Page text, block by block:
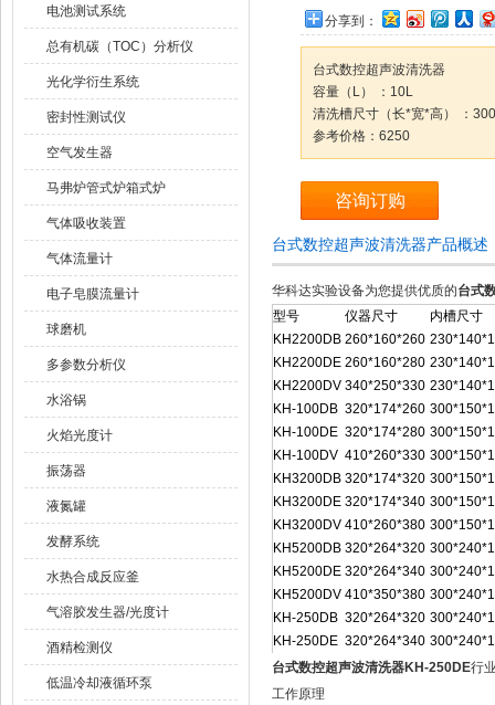
电池测试系统
总有机碳（TOC）分析仪
光化学衍生系统
密封性测试仪
空气发生器
马弗炉管式炉箱式炉
气体吸收装置
气体流量计
电子皂膜流量计
球磨机
多参数分析仪
水浴锅
火焰光度计
振荡器
液氮罐
发酵系统
水热合成反应釜
气溶胶发生器/光度计
酒精检测仪
低温冷却液循环泵
分享到：
台式数控超声波清洗器
容量（L） ：10L
清洗槽尺寸（长*宽*高） ：
参考价格：6250
咨询订购
台式数控超声波清洗器产品概述
华科达实验设备为您提供优质的台式
型号
仪器尺寸
内槽尺寸
KH2200DB 260*160*260
KH2200DE 260*160*280
KH2200DV 340*250*330
KH-100DB 320*174*260
KH-100DE 320*174*280
KH-100DV 410*260*330
KH3200DB 320*174*320
KH3200DE 320*174*340
KH3200DV 410*260*380
KH5200DB 320*264*320
KH5200DE 320*264*340
KH5200DV 410*350*380
KH-250DB 320*264*320
KH-250DE 320*264*340
台式数控超声波清洗器KH-250DE行
工作原理